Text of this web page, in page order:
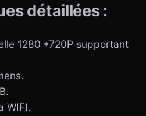
détaillées :
1280 *720P supportant
WIFI.